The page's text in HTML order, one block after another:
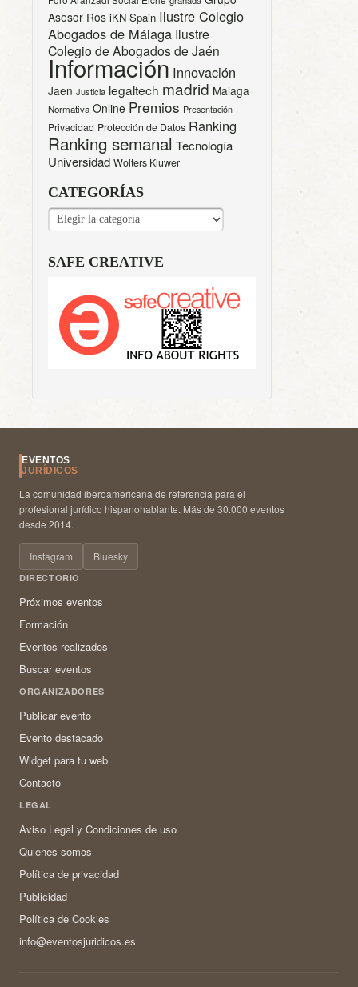
Asesor Ros iKN Spain Ilustre Colegio
Abogados de Málaga Ilustre
Colegio de Abogados de Jaén
Información Innovación
Jaen Justicia legaltech madrid Malaga
Normativa Online Premios Presentación
Privacidad Protección de Datos Ranking
Ranking semanal Tecnología
Universidad Wolters Kluwer
CATEGORÍAS
CATEGORÍAS
SAFE CREATIVE
EVENTOS
JURÍDICOS
La comunidad iberoamericana de referencia para el
profesional jurídico hispanohablante. Más de 30.000 eventos
desde 2014.
Instagram Bluesky
DIRECTORIO
Próximos eventos
Formación
Eventos realizados
Buscar eventos
ORGANIZADORES
Publicar evento
Evento destacado
Widget para tu web
Contacto
LEGAL
Aviso Legal y Condiciones de uso
Quienes somos
Política de privacidad
Publicidad
Política de Cookies
info@eventosjuridicos.es